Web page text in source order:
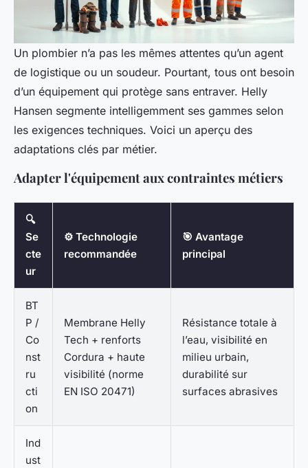
Un plombier n’a pas les mêmes attentes qu’un agent
de logistique ou un soudeur. Pourtant, tous ont besoin
d’un équipement qui protège sans entraver. Helly
Hansen segmente intelligemment ses gammes selon
les exigences techniques. Voici un aperçu des
adaptations clés par métier.
Adapter l'équipement aux contraintes métiers
🔍
Se
cte
ur
⚙️ Technologie
recommandée
🎯 Avantage
principal
BT
P /
Co
nst
ru
cti
on
Membrane Helly
Tech + renforts
Cordura + haute
visibilité (norme
EN ISO 20471)
Résistance totale à
l’eau, visibilité en
milieu urbain,
durabilité sur
surfaces abrasives
Ind
ust